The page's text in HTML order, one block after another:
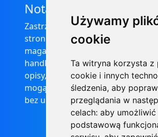
Używamy
cookie
Ta witryna korzysta z
cookie i innych
śledzenia, aby
przeglądania w
celach: aby umożliwić
podstawową
Nota prawna
Zastrzega się, że informacje
stronie internetowej https://
magazynowy.technical.pl/ nie
handlowej w rozumieniu prawa,
opisy, dane techniczne i pozostałe
mogą ulec zmianie bez podania
bez uprzedzenia.